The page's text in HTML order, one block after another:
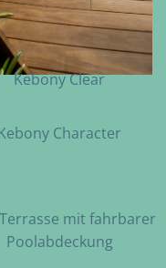
Kebony Clear
Character
mit fahrbarer
Poolabdeckung